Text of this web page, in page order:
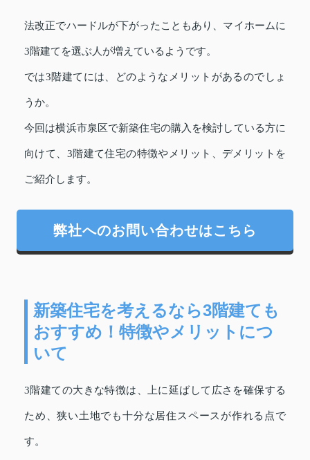
法改正でハードルが下がったこともあり、マイホームに
3階建てを選ぶ人が増えているようです。
では3階建てには、どのようなメリットがあるのでしょ
うか。
今回は横浜市泉区で新築住宅の購入を検討している方に
向けて、3階建て住宅の特徴やメリット、デメリットを
ご紹介します。
弊社へのお問い合わせはこちら
新築住宅を考えるなら3階建ても
おすすめ！特徴やメリットにつ
いて
3階建ての大きな特徴は、上に延ばして広さを確保する
ため、狭い土地でも十分な居住スペースが作れる点で
す。